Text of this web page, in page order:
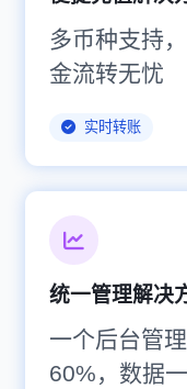
多币种支持
金流转无忧
实时转账
统一管理解决
一个后台管
60%，数据